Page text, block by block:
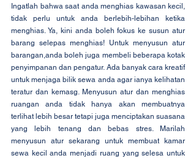
Ingatlah bahwa saat anda menghias kawasan kecil,
tidak perlu untuk anda berlebih-lebihan ketika
menghias. Ya, kini anda boleh fokus ke susun atur
barang selepas menghias! Untuk menyusun atur
barangan,anda boleh juga membeli beberapa kotak
penyimpanan dan pengatur. Ada banyak cara kreatif
untuk menjaga bilik sewa anda agar ianya kelihatan
teratur dan kemasg. Menyusun atur dan menghias
ruangan anda tidak hanya akan membuatnya
terlihat lebih besar tetapi juga menciptakan suasana
yang lebih tenang dan bebas stres. Marilah
menyusun atur sekarang untuk membuat kamar
sewa kecil anda menjadi ruang yang selesa untuk